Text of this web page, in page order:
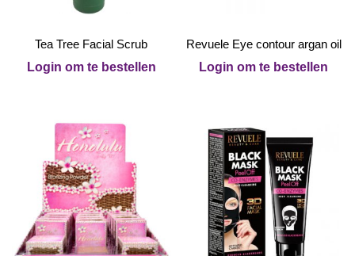
Tea Tree Facial Scrub
Login om te bestellen
Revuele Eye contour argan oil
Login om te bestellen